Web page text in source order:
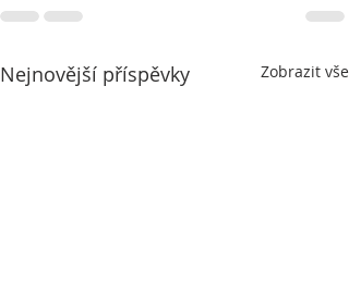
Nejnovější příspěvky Zobrazit vše